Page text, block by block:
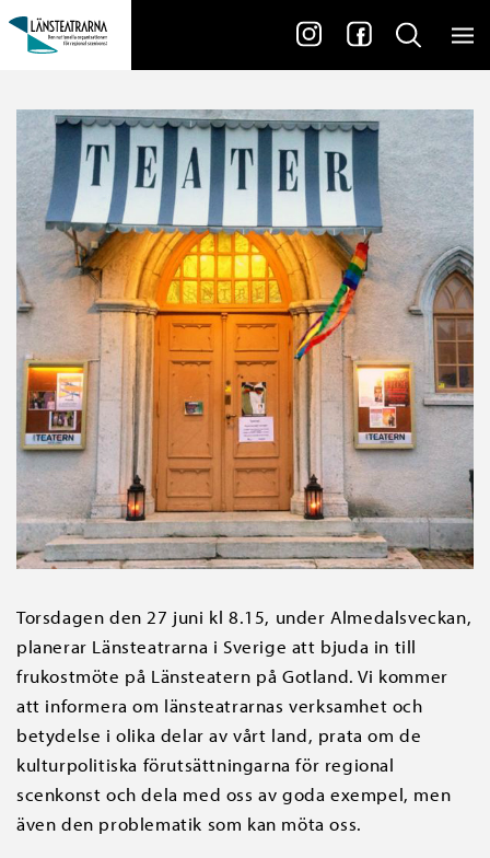
Torsdagen den 27 juni kl 8.15, under Almedalsveckan,
planerar Länsteatrarna i Sverige att bjuda in till
frukostmöte på Länsteatern på Gotland. Vi kommer
att informera om länsteatrarnas verksamhet och
betydelse i olika delar av vårt land, prata om de
kulturpolitiska förutsättningarna för regional
scenkonst och dela med oss av goda exempel, men
även den problematik som kan möta oss.